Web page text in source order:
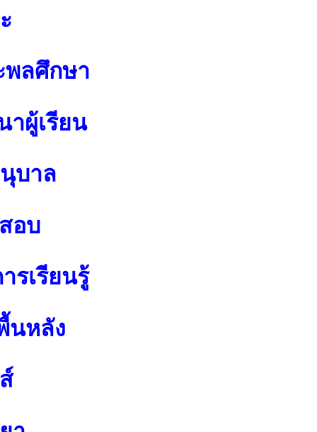
ลศึกษา
ผู้เรียน
บาล
อบ
รเรียนรู้
นหลัง